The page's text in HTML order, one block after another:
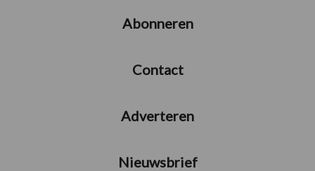
Abonneren
Contact
Adverteren
Nieuwsbrief